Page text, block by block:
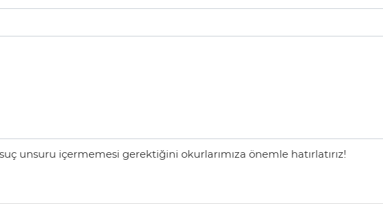
unsuru içermemesi gerektiğini okurlarımıza önemle hatırlatırız!